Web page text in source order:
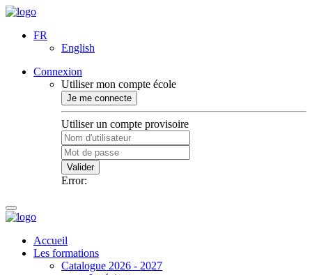
FR
English
Connexion
Utiliser mon compte école
Je me connecte
Utiliser un compte provisoire
Valider
Error:
Accueil
Les formations
Catalogue 2026 - 2027